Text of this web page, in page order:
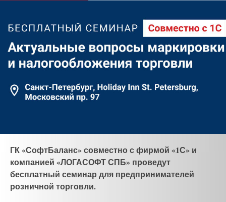
ГК «СофтБаланс» совместно с фирмой «1С» и
компанией «ЛОГАСОФТ СПБ» проведут
бесплатный семинар для предпринимателей
розничной торговли.